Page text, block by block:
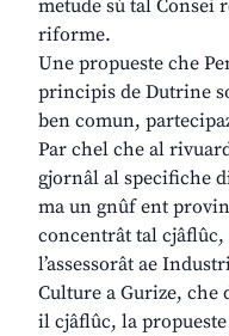
metude sù tal Consei
riforme.
Une propueste che
principis de Dutrine
ben comun,
Par chel che al
gjornâl al specifiche
ma un gnûf ent
concentrât tal cjâflûc,
l’assessorât ae
Culture a Gurize, che
il cjâflûc, la